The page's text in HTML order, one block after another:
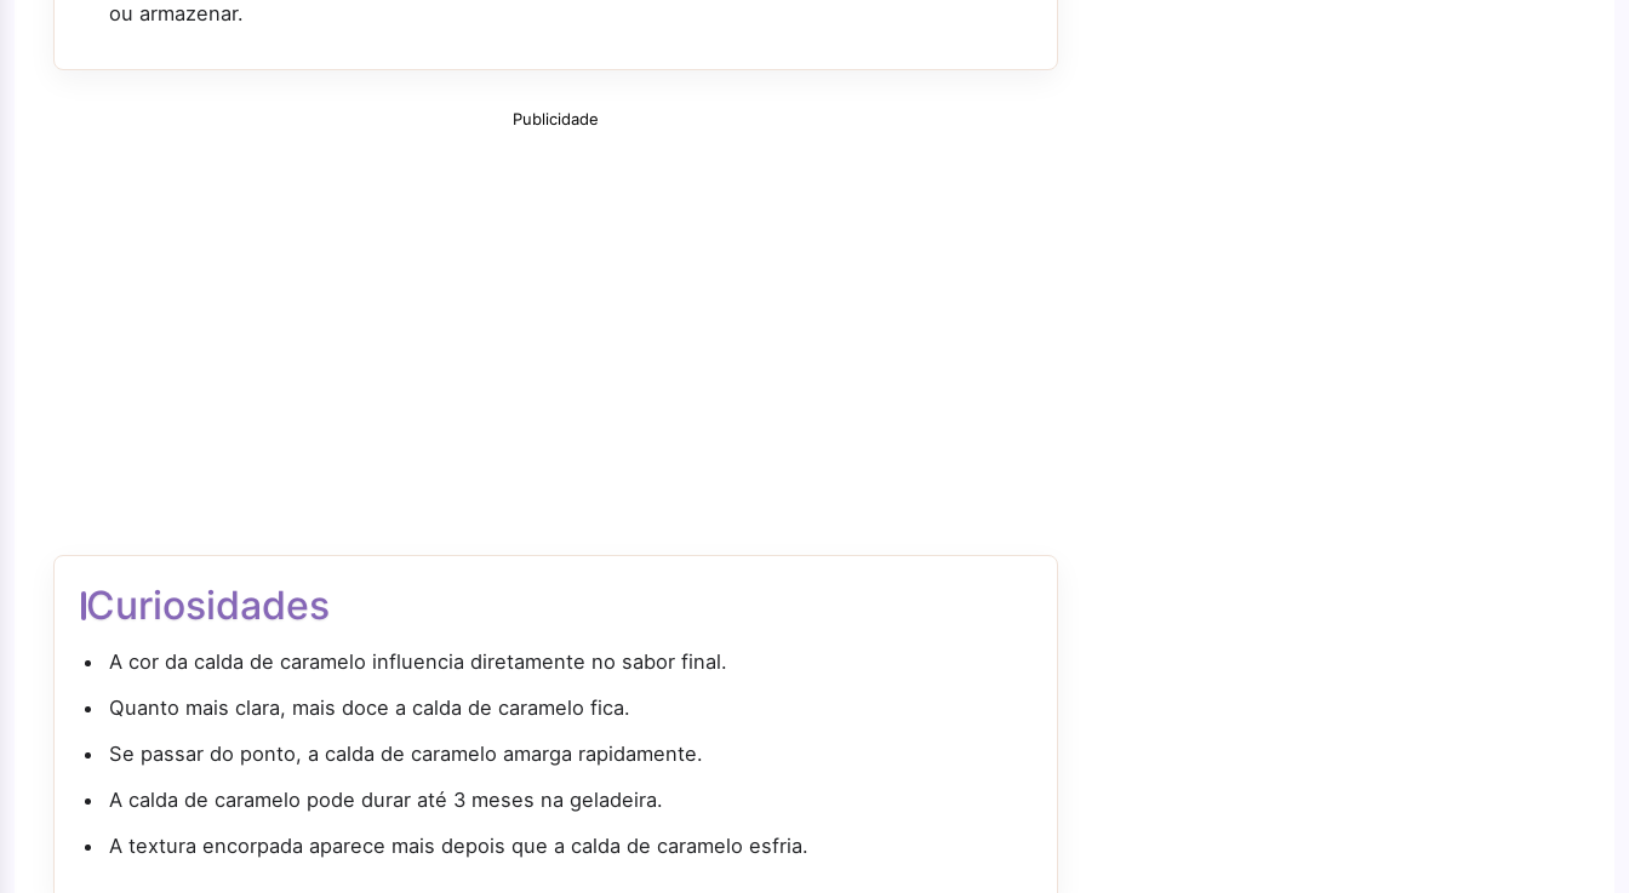
ou armazenar.
Publicidade
Curiosidades
A cor da calda de caramelo influencia diretamente no sabor final.
Quanto mais clara, mais doce a calda de caramelo fica.
Se passar do ponto, a calda de caramelo amarga rapidamente.
A calda de caramelo pode durar até 3 meses na geladeira.
A textura encorpada aparece mais depois que a calda de caramelo esfria.